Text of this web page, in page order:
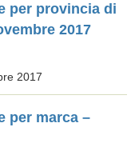
per provincia di
2017
2017
per marca –